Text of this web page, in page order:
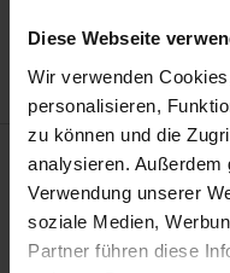
Diese Webseite
Wir verwenden
personalisieren,
zu können und die
analysieren. Außerdem
Verwendung unserer
soziale Medien,
Partner führen diese
Delivery cost notice
Description
Die überwiegende
der BGH vertreten zu